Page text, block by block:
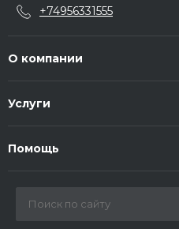
+74956331555
О компании
Услуги
Помощь